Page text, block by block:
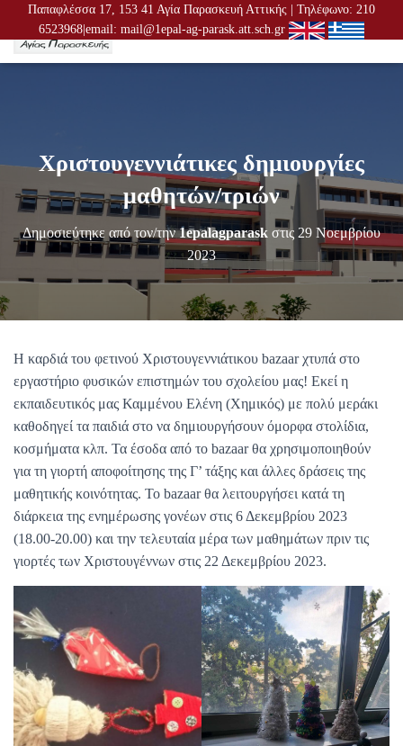
Παπαφλέσσα 17, 153 41 Αγία Παρασκευή Αττικής | Τηλέφωνο: 210
6523968|email: mail@1epal-ag-parask.att.sch.gr
Ν
Π
Λ
Ο
Ή
Γ
Σ
Σ
Χριστουγεννιάτικες δημιουργίες
μαθητών/τριών
Δημοσιεύτηκε από τον/την1epalagparask στις 29 Νοεμβρίου
2023
Η καρδιά του φετινού Χριστουγεννιάτικου bazaar χτυπά στο
εργαστήριο φυσικών επιστημών του σχολείου μας! Εκεί η
εκπαιδευτικός μας Καμμένου Ελένη (Χημικός) με πολύ μεράκι
καθοδηγεί τα παιδιά στο να δημιουργήσουν όμορφα στολίδια,
κοσμήματα κλπ. Τα έσοδα από το bazaar θα χρησιμοποιηθούν
για τη γιορτή αποφοίτησης της Γ’ τάξης και άλλες δράσεις της
μαθητικής κοινότητας. Το bazaar θα λειτουργήσει κατά τη
διάρκεια της ενημέρωσης γονέων στις 6 Δεκεμβρίου 2023
(18.00-20.00) και την τελευταία μέρα των μαθημάτων πριν τις
γιορτές των Χριστουγέννων στις 22 Δεκεμβρίου 2023.